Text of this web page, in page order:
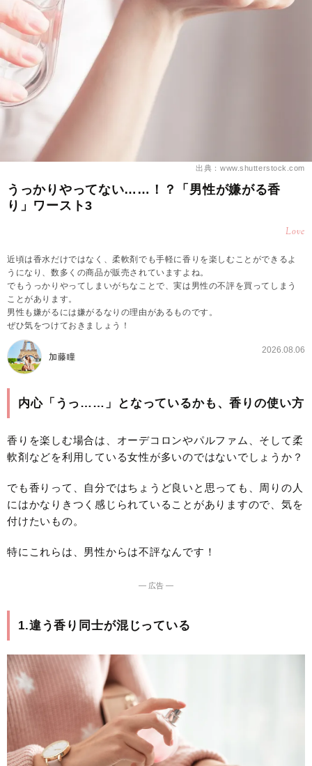
出典：www.shutterstock.com
うっかりやってない……！？「男性が嫌がる香
り」ワースト3
Love
近頃は香水だけではなく、柔軟剤でも手軽に香りを楽しむことができるよ
うになり、数多くの商品が販売されていますよね。
でもうっかりやってしまいがちなことで、実は男性の不評を買ってしまう
ことがあります。
男性も嫌がるには嫌がるなりの理由があるものです。
ぜひ気をつけておきましょう！
加藤瞳
2026.08.06
内心「うっ……」となっているかも、香りの使い方
香りを楽しむ場合は、オーデコロンやパルファム、そして柔
軟剤などを利用している女性が多いのではないでしょうか？
でも香りって、自分ではちょうど良いと思っても、周りの人
にはかなりきつく感じられていることがありますので、気を
付けたいもの。
特にこれらは、男性からは不評なんです！
― 広告 ―
1.違う香り同士が混じっている